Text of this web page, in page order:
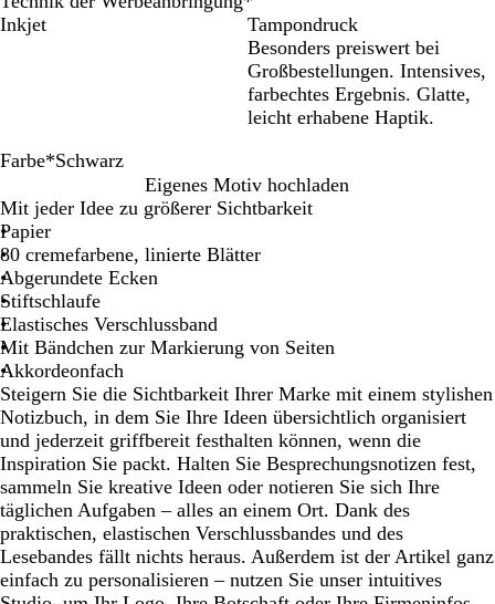
Inkjet
Tampondruck
Besonders preiswert bei
Großbestellungen. Intensives,
farbechtes Ergebnis. Glatte,
leicht erhabene Haptik.
Farbe*Schwarz
e
i
ß
r
a
n
g
e
i
n
k
e
l
b
e
l
l
g
r
ü
n
o
t
r
a
u
e
l
l
b
l
a
u
ö
n
i
g
s
b
l
a
u
a
r
i
n
e
b
l
a
u
c
h
w
a
r
z
Eigenes Motiv hochladen
Mit jeder Idee zu größerer Sichtbarkeit
Papier
80 cremefarbene, linierte Blätter
Abgerundete Ecken
Stiftschlaufe
Elastisches Verschlussband
Mit Bändchen zur Markierung von Seiten
Akkordeonfach
Steigern Sie die Sichtbarkeit Ihrer Marke mit einem stylishen
Notizbuch, in dem Sie Ihre Ideen übersichtlich organisiert
und jederzeit griffbereit festhalten können, wenn die
Inspiration Sie packt. Halten Sie Besprechungsnotizen fest,
sammeln Sie kreative Ideen oder notieren Sie sich Ihre
täglichen Aufgaben – alles an einem Ort. Dank des
praktischen, elastischen Verschlussbandes und des
Lesebandes fällt nichts heraus. Außerdem ist der Artikel ganz
einfach zu personalisieren – nutzen Sie unser intuitives